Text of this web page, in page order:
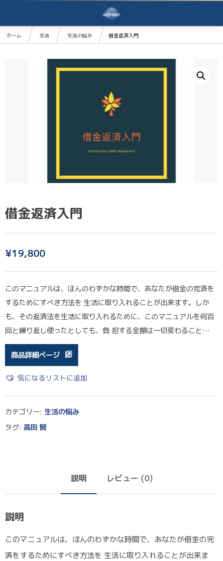
ホーム 生活 生活の悩み 借金返済入門
借金返済入門
¥19,800
このマニュアルは、ほんのわずかな時間で、あなたが借金の完済を
するためにすべき方法を 生活に取り入れることが出来ます。しか
も、その返済法を生活に取り入れるために、このマニュアルを何百
回と繰り返し使ったとしても、負 担する金額は一切変わること…
商品詳細ページ
気になるリストに追加
カテゴリー: 生活の悩み
タグ: 高田 賢
説明 レビュー (0)
説明
このマニュアルは、ほんのわずかな時間で、あなたが借金の完
済をするためにすべき方法を 生活に取り入れることが出来ま